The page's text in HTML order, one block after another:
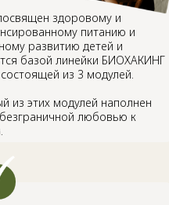
здоровому и
питанию и
развитию детей и
базой линейки БИОХАКИНГ
из 3 модулей.
из этих модулей наполнен
любовью к